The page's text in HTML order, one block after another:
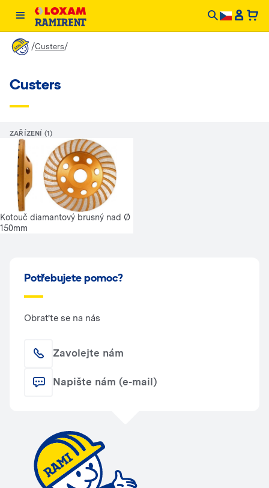
/Custers/
Custers
ZAŘÍZENÍ (1)
Kotouč diamantový brusný nad Ø
150mm
Potřebujete pomoc?
Obraťte se na nás
Zavolejte nám
Napište nám (e-mail)